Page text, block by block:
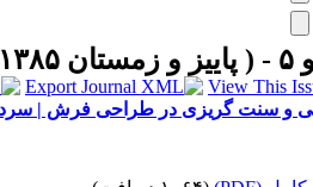
و سنت گریزی در طراحی فرش |